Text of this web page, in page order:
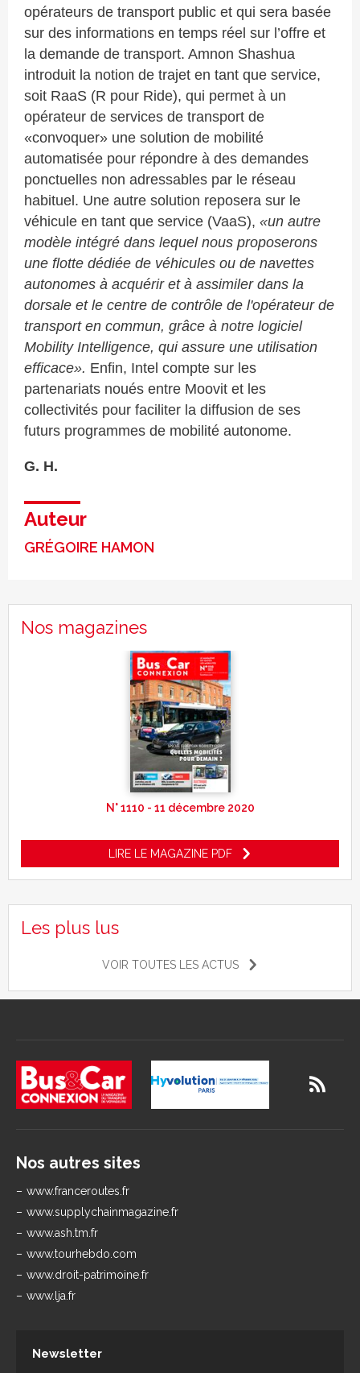
opérateurs de transport public et qui sera basée
sur des informations en temps réel sur l’offre et
la demande de transport. Amnon Shashua
introduit la notion de trajet en tant que service,
soit RaaS (R pour Ride), qui permet à un
opérateur de services de transport de
«convoquer» une solution de mobilité
automatisée pour répondre à des demandes
ponctuelles non adressables par le réseau
habituel. Une autre solution reposera sur le
véhicule en tant que service (VaaS), «un autre
modèle intégré dans lequel nous proposerons
une flotte dédiée de véhicules ou de navettes
autonomes à acquérir et à assimiler dans la
dorsale et le centre de contrôle de l'opérateur de
transport en commun, grâce à notre logiciel
Mobility Intelligence, qui assure une utilisation
efficace». Enfin, Intel compte sur les
partenariats noués entre Moovit et les
collectivités pour faciliter la diffusion de ses
futurs programmes de mobilité autonome.
G. H.
Auteur
GRÉGOIRE HAMON
Nos magazines
N° 1110 - 11 décembre 2020
LIRE LE MAGAZINE PDF
Les plus lus
VOIR TOUTES LES ACTUS
Nos autres sites
www.franceroutes.fr
www.supplychainmagazine.fr
www.ash.tm.fr
www.tourhebdo.com
www.droit-patrimoine.fr
www.lja.fr
Newsletter